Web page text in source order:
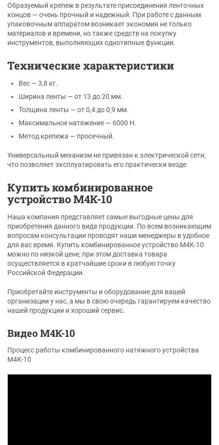
Образуемый крепеж в результате присоединения ленточных
концов — очень прочный и надежный. При работе с данным
упаковочным аппаратом возникает экономия не только
материалов и времени, но также средств на покупку
инструментов, выполняющих однотипные функции.
Технические характеристики
Вес — 3,8 кг.
Ширина ленты — от 13 до 20 мм.
Толщина ленты — от 0,4 до 0,9 мм.
Максимальное натяжение — 6000 Н.
Метод крепежа — просечный.
Универсальный механизм не привязан к электрической сети,
что позволяет эксплуатировать его практически везде.
Купить комбинированное
устройство М4К-10
Наша компания представляет самые выгодные цены для
приобретения данного вида продукции. По всем возникающим
вопросам консультации проводят наши менеджеры в удобное
для вас время. Купить комбинированное устройство М4К-10
можно по низкой цене, при этом доставка товара
осуществляется в кратчайшие сроки в любую точку
Российской Федерации.
Приобретайте инструменты и оборудование для вашей
организации у нас, а мы в свою очередь гарантируем качество
нашей продукции и хороший сервис.
Видео М4К-10
Процесс работы комбинированного натяжного устройства
М4К-10